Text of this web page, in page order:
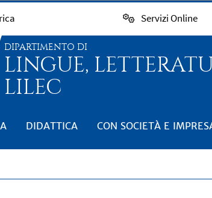
Servizi Online
DIPARTIMENTO DI
LINGUE,
LILEC
DIDATTICA CON SOCIETÀ E